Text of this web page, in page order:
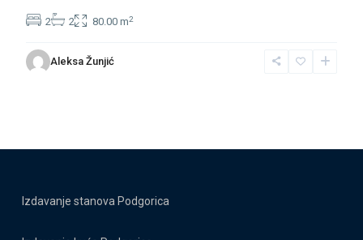
2 2 80.00 m2
Aleksa Žunjić
Izdavanje stanova Podgorica